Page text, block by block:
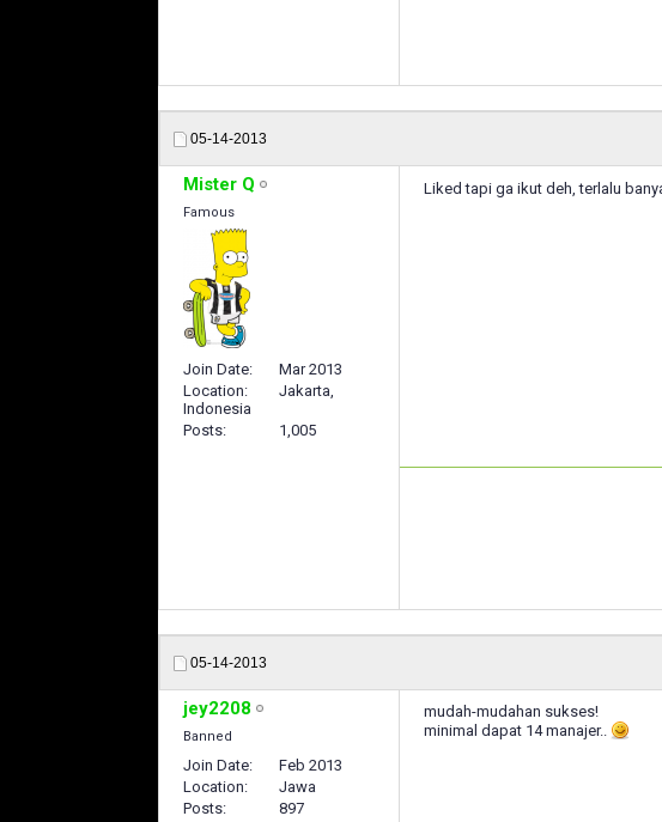
05-14-2013
Mister Q
Famous
Join Date
Mar 2013
Location
Jakarta,
Indonesia
Posts
1,005
Liked tapi ga ikut deh, terlalu
05-14-2013
jey2208
Banned
Join Date
Feb 2013
Location
Jawa
Posts
897
mudah-mudahan sukses!
minimal dapat 14 manajer..